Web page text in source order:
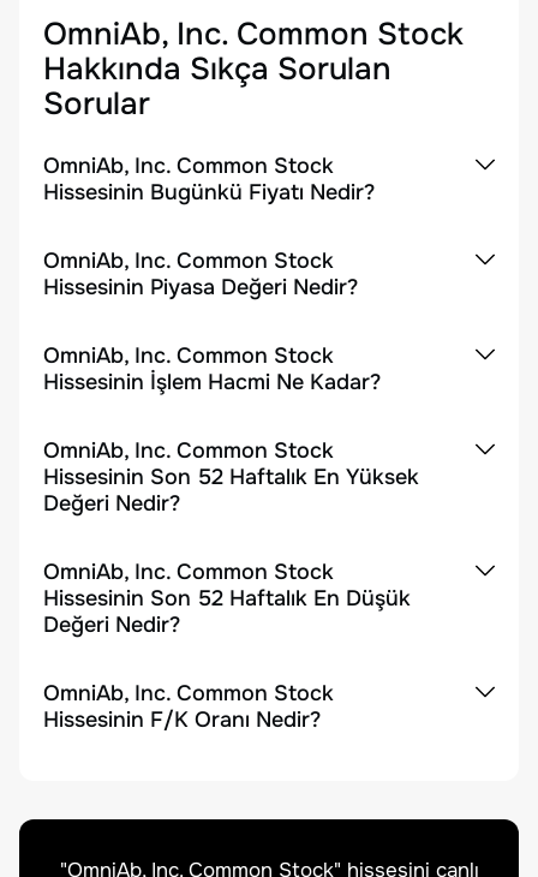
OmniAb, Inc. Common Stock
Hakkında Sıkça Sorulan
Sorular
OmniAb, Inc. Common Stock
Hissesinin Bugünkü Fiyatı Nedir?
OmniAb, Inc. Common Stock
Hissesinin Piyasa Değeri Nedir?
OmniAb, Inc. Common Stock
Hissesinin İşlem Hacmi Ne Kadar?
OmniAb, Inc. Common Stock
Hissesinin Son 52 Haftalık En Yüksek
Değeri Nedir?
OmniAb, Inc. Common Stock
Hissesinin Son 52 Haftalık En Düşük
Değeri Nedir?
OmniAb, Inc. Common Stock
Hissesinin F/K Oranı Nedir?
"OmniAb, Inc. Common Stock" hissesini canlı